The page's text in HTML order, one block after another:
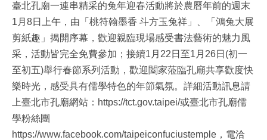
臺北孔廟一連串精采的兔年迎春活動將於農曆年前的週末
1月8日上午，由「桃符翰墨香 斗方玉兔祥」、「鴻兔大展
剪紙趣」揭開序幕，歡迎親臨現場感受書法藝術的魅力風
采，活動皆完全免費參加；接續1月22日至1月26日(初一
至初五)舉行春節系列活動，歡迎闔家蒞臨孔廟共享歡度快
樂時光，感受具有儒學特色的年節氣氛。詳細活動訊息請
上臺北市孔廟網站：https://tct.gov.taipei/或臺北市孔廟儒
學粉絲團
https://www.facebook.com/taipeiconfuciustemple，電洽